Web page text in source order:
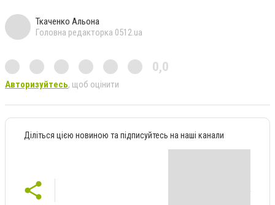
Ткаченко Альона
Головна редакторка 0512.ua
0,0
Авторизуйтесь, щоб оцінити
Діліться цією новиною та підписуйтесь на наші канали